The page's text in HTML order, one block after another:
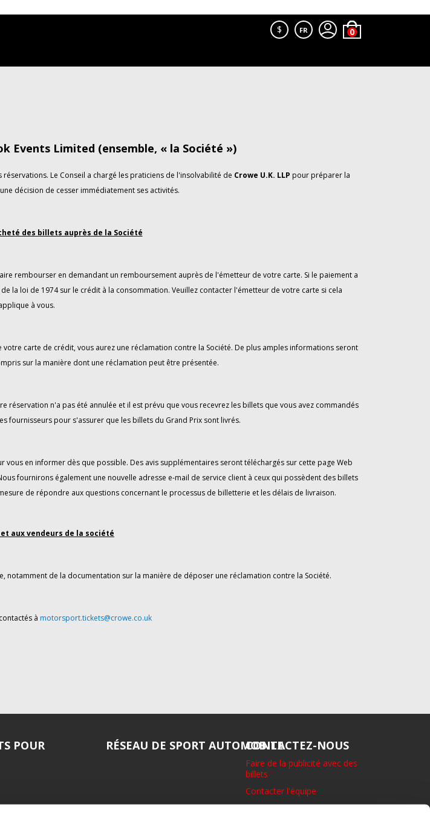
$ FR
Limited (ensemble, « la Société »)
Le Conseil a chargé les praticiens de l'insolvabilité de Crowe U.K. LLP pour préparer la
décision de cesser immédiatement ses activités.
des billets auprès de la Société
rembourser en demandant un remboursement auprès de l'émetteur de votre carte. Si le paiement a
la loi de 1974 sur le crédit à la consommation. Veuillez contacter l'émetteur de votre carte si cela
à vous.
carte de crédit, vous aurez une réclamation contre la Société. De plus amples informations seront
sur la manière dont une réclamation peut être présentée.
n'a pas été annulée et il est prévu que vous recevrez les billets que vous avez commandés
fournisseurs pour s'assurer que les billets du Grand Prix sont livrés.
en informer dès que possible. Des avis supplémentaires seront téléchargés sur cette page Web
fournirons également une nouvelle adresse e-mail de service client à ceux qui possèdent des billets
de répondre aux questions concernant le processus de billetterie et les délais de livraison.
aux vendeurs de la société
de la documentation sur la manière de déposer une réclamation contre la Société.
à motorsport.tickets@crowe.co.uk
POUR RÉSEAU DE SPORT AUTOMOBILECONTACTEZ-NOUS
Faire de la publicité avec des
billets
Contacter l'équipe
1 rue Eton, Richmond. Surrey.